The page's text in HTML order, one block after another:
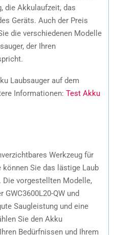
die Akkulaufzeit, das
Geräts. Auch der Preis
die verschiedenen Modelle
der Ihren
Laubsauger auf dem
Informationen: Test Akku
Werkzeug für
Sie das lästige Laub
vorgestellten Modelle,
QW und
Saugleistung und eine
Sie den Akku
Bedürfnissen und Ihrem